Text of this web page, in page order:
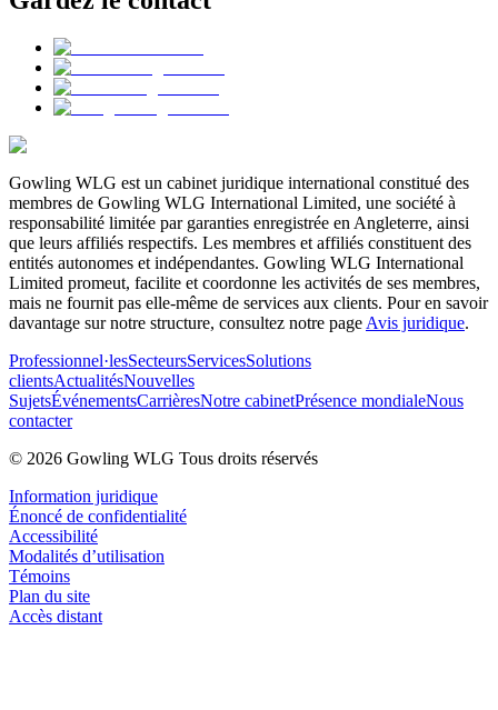
Gowling WLG est un cabinet juridique international constitué des
membres de Gowling WLG International Limited, une société à
responsabilité limitée par garanties enregistrée en Angleterre, ainsi
que leurs affiliés respectifs. Les membres et affiliés constituent des
entités autonomes et indépendantes. Gowling WLG International
Limited promeut, facilite et coordonne les activités de ses membres,
mais ne fournit pas elle-même de services aux clients. Pour en savoir
davantage sur notre structure, consultez notre page Avis juridique.
Professionnel·lesSecteursServicesSolutions
clientsActualitésNouvelles
SujetsÉvénementsCarrièresNotre cabinetPrésence mondialeNous
contacter
© 2026 Gowling WLG Tous droits réservés
Information juridique
Énoncé de confidentialité
Accessibilité
Modalités d’utilisation
Témoins
Plan du site
Accès distant